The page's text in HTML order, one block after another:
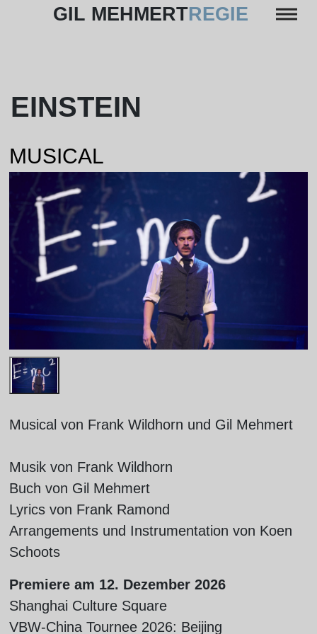
GIL MEHMERTREGIE
EINSTEIN
MUSICAL
Musical von Frank Wildhorn und Gil Mehmert
Musik von Frank Wildhorn
Buch von Gil Mehmert
Lyrics von Frank Ramond
Arrangements und Instrumentation von Koen
Schoots
Premiere am 12. Dezember 2026
Shanghai Culture Square
VBW-China Tournee 2026: Beijing